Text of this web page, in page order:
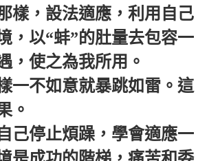
樣，設法適應，利用自己
，以“蚌”的肚量去包容一
，使之為我所用。
一不如意就暴跳如雷。這
。
己停止煩躁，學會適應一